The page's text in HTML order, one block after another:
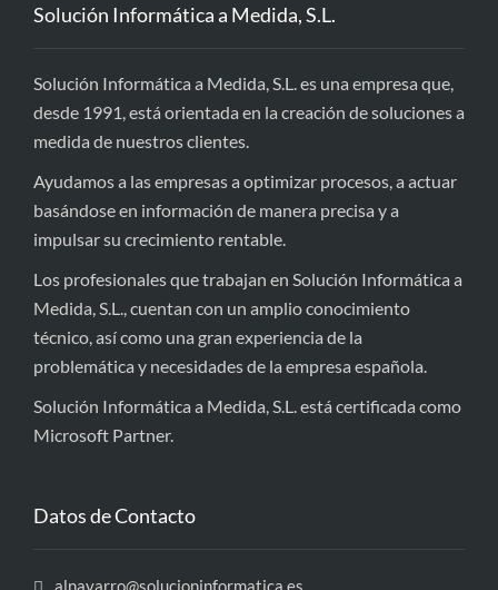
Solución Informática a Medida, S.L.
Solución Informática a Medida, S.L. es una empresa que,
desde 1991, está orientada en la creación de soluciones a
medida de nuestros clientes.
Ayudamos a las empresas a optimizar procesos, a actuar
basándose en información de manera precisa y a
impulsar su crecimiento rentable.
Los profesionales que trabajan en Solución Informática a
Medida, S.L., cuentan con un amplio conocimiento
técnico, así como una gran experiencia de la
problemática y necesidades de la empresa española.
Solución Informática a Medida, S.L. está certificada como
Microsoft Partner.
Datos de Contacto
alnavarro@solucioninformatica.es